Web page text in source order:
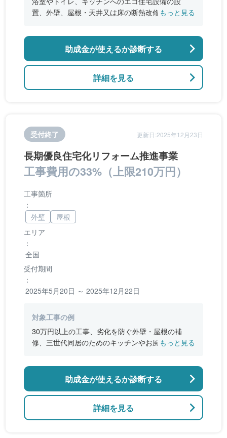
置、外壁、屋根・天井又は床の断熱改修、窓やド
のバリアフリー改修
もっと見る
詳細を見る
助成金が使えるか診断する
受付終了 更新日:2025年12月23日
長期優良住宅化リフォーム推進事業
工事費用の33%（上限210万円）
エリア
：
全国
受付期間
：
2025年5月20日 ～ 2025年12月22日
工事箇所
：
外壁
屋根
対象工事の例
30万円以上の工事、劣化を防ぐ外壁・屋根の補
修、三世代同居のためのキッチンやお風呂の増
もっと見る
詳細を見る
助成金が使えるか診断する